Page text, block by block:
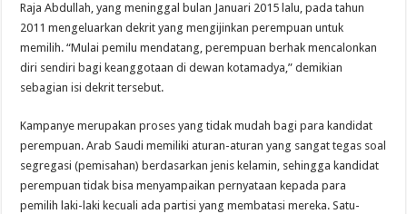
Raja Abdullah, yang meninggal bulan Januari 2015 lalu, pada tahun
2011 mengeluarkan dekrit yang mengijinkan perempuan untuk
memilih. “Mulai pemilu mendatang, perempuan berhak mencalonkan
diri sendiri bagi keanggotaan di dewan kotamadya,” demikian
sebagian isi dekrit tersebut.
Kampanye merupakan proses yang tidak mudah bagi para kandidat
perempuan. Arab Saudi memiliki aturan-aturan yang sangat tegas soal
segregasi (pemisahan) berdasarkan jenis kelamin, sehingga kandidat
perempuan tidak bisa menyampaikan pernyataan kepada para
pemilih laki-laki kecuali ada partisi yang membatasi mereka. Satu-